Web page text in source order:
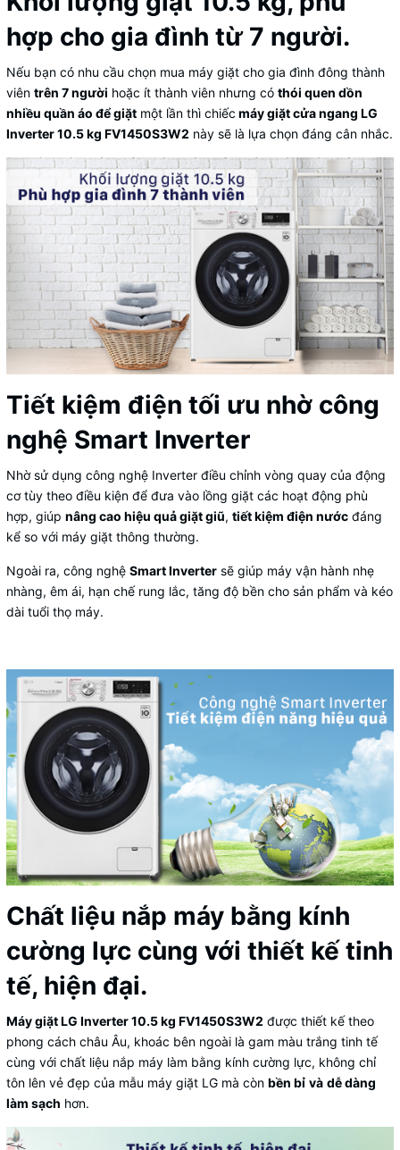
hợp cho gia đình từ 7 người.
Nếu bạn có nhu cầu chọn mua máy giặt cho gia đình đông thành
viên trên 7 người hoặc ít thành viên nhưng có thói quen dồn
nhiều quần áo để giặt một lần thì chiếc máy giặt cửa ngang LG
Inverter 10.5 kg FV1450S3W2 này sẽ là lựa chọn đáng cân nhắc.
Tiết kiệm điện tối ưu nhờ công
nghệ Smart Inverter
Nhờ sử dụng công nghệ Inverter điều chỉnh vòng quay của động
cơ tùy theo điều kiện để đưa vào lồng giặt các hoạt động phù
hợp, giúp nâng cao hiệu quả giặt giũ, tiết kiệm điện nước đáng
kể so với máy giặt thông thường.
Ngoài ra, công nghệ Smart Inverter sẽ giúp máy vận hành nhẹ
nhàng, êm ái, hạn chế rung lắc, tăng độ bền cho sản phẩm và kéo
dài tuổi thọ máy.
Chất liệu nắp máy bằng kính
cường lực cùng với thiết kế tinh
tế, hiện đại.
Máy giặt LG Inverter 10.5 kg FV1450S3W2 được thiết kế theo
phong cách châu Âu, khoác bên ngoài là gam màu trắng tinh tế
cùng với chất liệu nắp máy làm bằng kính cường lực, không chỉ
tôn lên vẻ đẹp của mẫu máy giặt LG mà còn bền bỉ và dễ dàng
làm sạch hơn.